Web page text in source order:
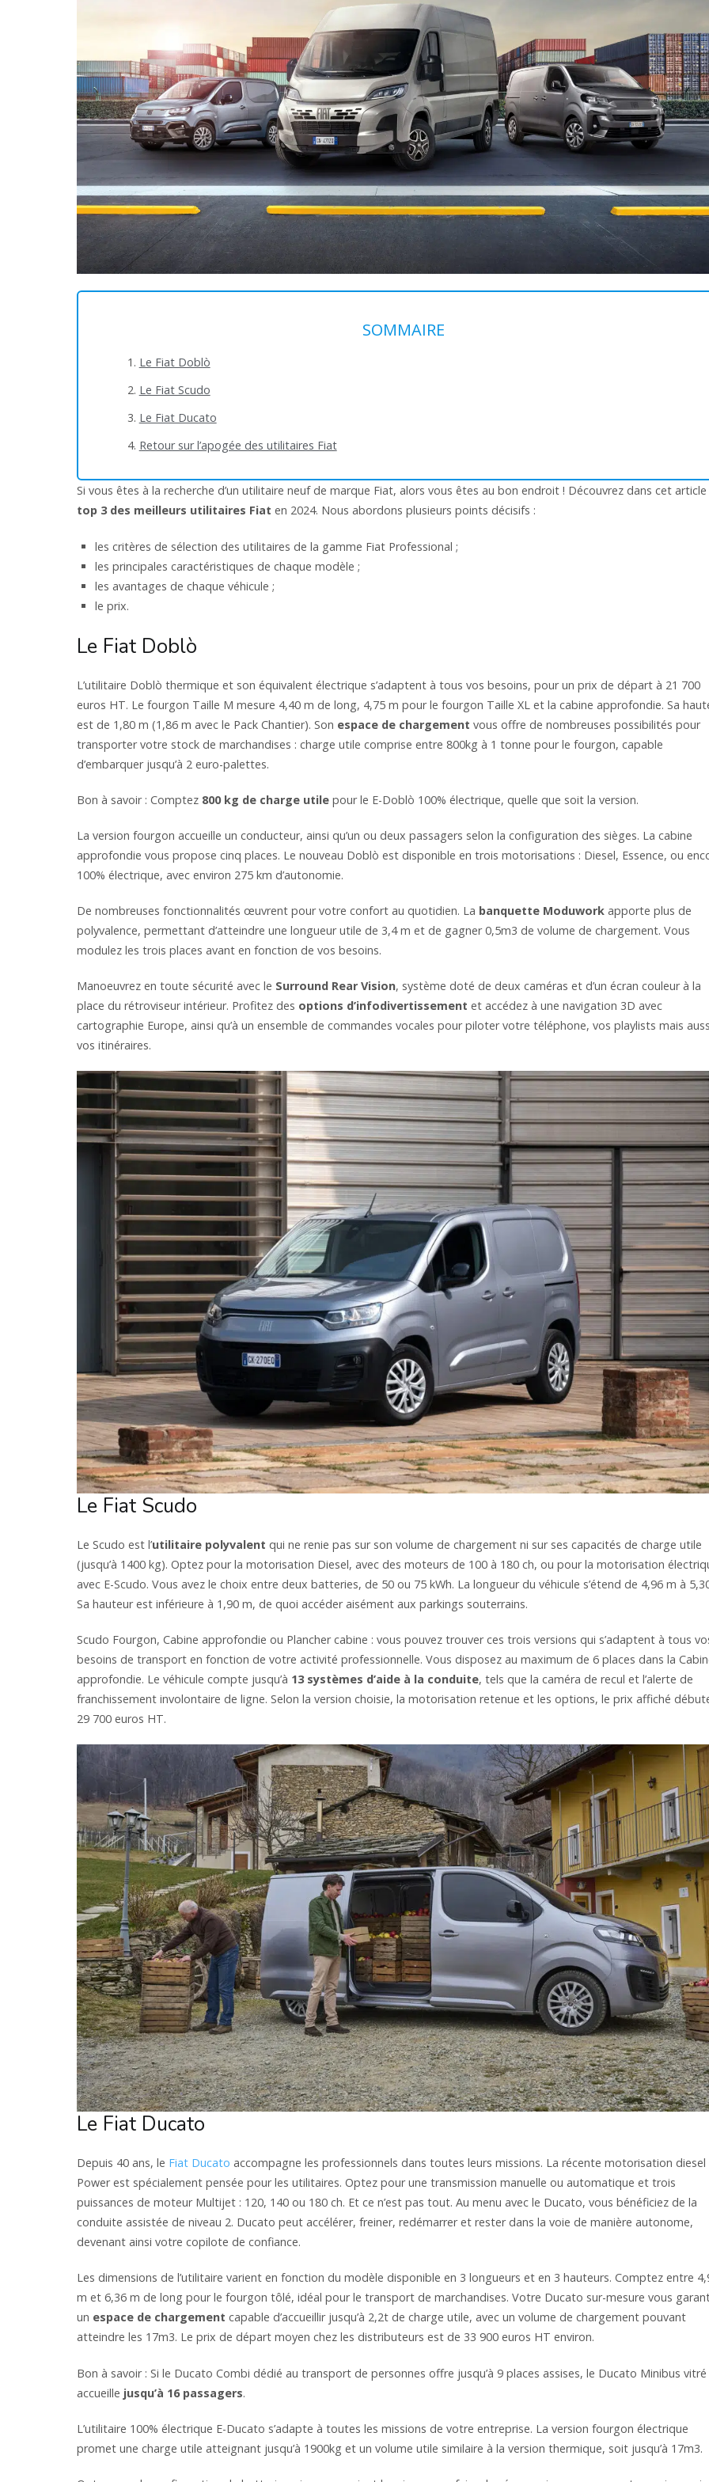
SOMMAIRE
Le Fiat Doblò
Le Fiat Scudo
Le Fiat Ducato
Retour sur l’apogée des utilitaires Fiat
Si vous êtes à la recherche d’un utilitaire neuf de marque Fiat, alors vous êtes au bon endroit ! Découvrez dans cet article
top 3 des meilleurs utilitaires Fiat en 2024. Nous abordons plusieurs points décisifs :
les critères de sélection des utilitaires de la gamme Fiat Professional ;
les principales caractéristiques de chaque modèle ;
les avantages de chaque véhicule ;
le prix.
Le Fiat Doblò
L’utilitaire Doblò thermique et son équivalent électrique s’adaptent à tous vos besoins, pour un prix de départ à 21 700
euros HT. Le fourgon Taille M mesure 4,40 m de long, 4,75 m pour le fourgon Taille XL et la cabine approfondie. Sa
est de 1,80 m (1,86 m avec le Pack Chantier). Son espace de chargement vous offre de nombreuses possibilités pour
transporter votre stock de marchandises : charge utile comprise entre 800kg à 1 tonne pour le fourgon, capable
d’embarquer jusqu’à 2 euro-palettes.
Bon à savoir : Comptez 800 kg de charge utile pour le E-Doblò 100% électrique, quelle que soit la version.
La version fourgon accueille un conducteur, ainsi qu’un ou deux passagers selon la configuration des sièges. La cabine
approfondie vous propose cinq places. Le nouveau Doblò est disponible en trois motorisations : Diesel, Essence, ou
100% électrique, avec environ 275 km d’autonomie.
De nombreuses fonctionnalités œuvrent pour votre confort au quotidien. La banquette Moduwork apporte plus de
polyvalence, permettant d’atteindre une longueur utile de 3,4 m et de gagner 0,5m3 de volume de chargement. Vous
modulez les trois places avant en fonction de vos besoins.
Manoeuvrez en toute sécurité avec le Surround Rear Vision, système doté de deux caméras et d’un écran couleur à la
place du rétroviseur intérieur. Profitez des options d’infodivertissement et accédez à une navigation 3D avec
cartographie Europe, ainsi qu’à un ensemble de commandes vocales pour piloter votre téléphone, vos playlists mais
vos itinéraires.
Le Fiat Scudo
Le Scudo est l’utilitaire polyvalent qui ne renie pas sur son volume de chargement ni sur ses capacités de charge utile
(jusqu’à 1400 kg). Optez pour la motorisation Diesel, avec des moteurs de 100 à 180 ch, ou pour la motorisation
avec E-Scudo. Vous avez le choix entre deux batteries, de 50 ou 75 kWh. La longueur du véhicule s’étend de 4,96 m à
Sa hauteur est inférieure à 1,90 m, de quoi accéder aisément aux parkings souterrains.
Scudo Fourgon, Cabine approfondie ou Plancher cabine : vous pouvez trouver ces trois versions qui s’adaptent à tous
besoins de transport en fonction de votre activité professionnelle. Vous disposez au maximum de 6 places dans la
approfondie. Le véhicule compte jusqu’à 13 systèmes d’aide à la conduite, tels que la caméra de recul et l’alerte de
franchissement involontaire de ligne. Selon la version choisie, la motorisation retenue et les options, le prix affiché
29 700 euros HT.
Le Fiat Ducato
Depuis 40 ans, le Fiat Ducato accompagne les professionnels dans toutes leurs missions. La récente motorisation diesel
Power est spécialement pensée pour les utilitaires. Optez pour une transmission manuelle ou automatique et trois
puissances de moteur Multijet : 120, 140 ou 180 ch. Et ce n’est pas tout. Au menu avec le Ducato, vous bénéficiez de la
conduite assistée de niveau 2. Ducato peut accélérer, freiner, redémarrer et rester dans la voie de manière autonome,
devenant ainsi votre copilote de confiance.
Les dimensions de l’utilitaire varient en fonction du modèle disponible en 3 longueurs et en 3 hauteurs. Comptez entre
m et 6,36 m de long pour le fourgon tôlé, idéal pour le transport de marchandises. Votre Ducato sur-mesure vous
un espace de chargement capable d’accueillir jusqu’à 2,2t de charge utile, avec un volume de chargement pouvant
atteindre les 17m3. Le prix de départ moyen chez les distributeurs est de 33 900 euros HT environ.
Bon à savoir : Si le Ducato Combi dédié au transport de personnes offre jusqu’à 9 places assises, le Ducato Minibus vitré
accueille jusqu’à 16 passagers.
L’utilitaire 100% électrique E-Ducato s’adapte à toutes les missions de votre entreprise. La version fourgon électrique
promet une charge utile atteignant jusqu’à 1900kg et un volume utile similaire à la version thermique, soit jusqu’à 17m3.